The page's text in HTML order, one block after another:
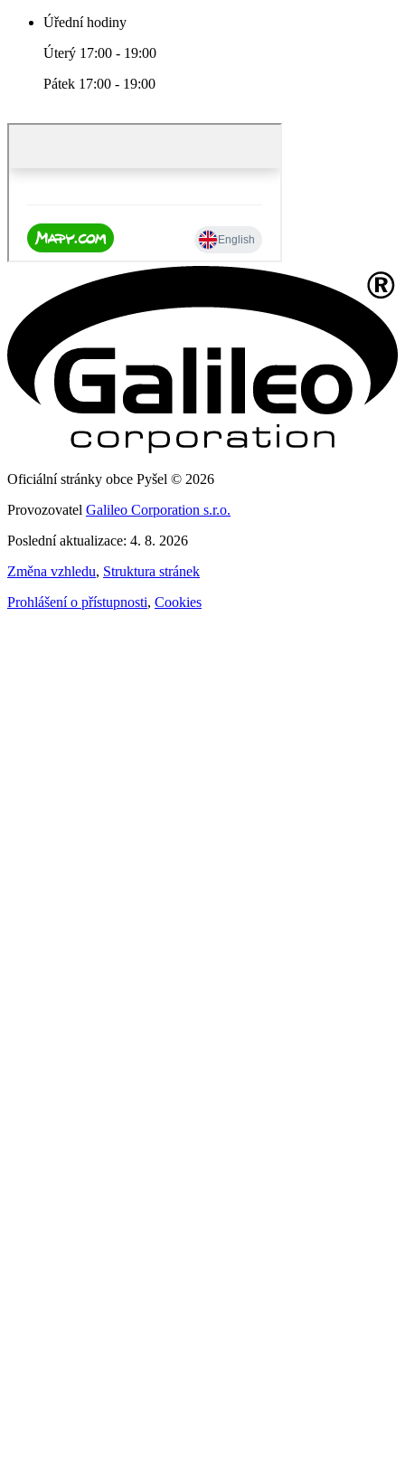
Úřední hodiny
Úterý 17:00 - 19:00
Pátek 17:00 - 19:00
Oficiální stránky obce Pyšel © 2026
Provozovatel Galileo Corporation s.r.o.
Poslední aktualizace: 4. 8. 2026
Změna vzhledu, Struktura stránek
Prohlášení o přístupnosti, Cookies